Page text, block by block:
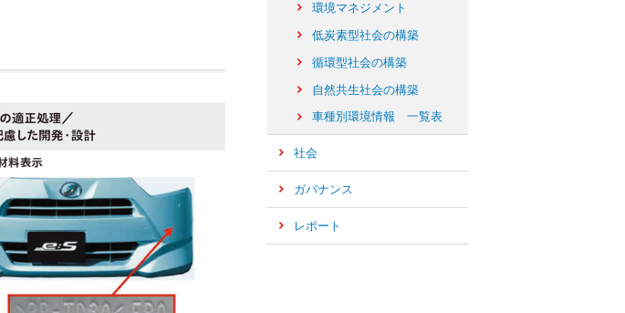
環境マネジメント
低炭素型社会の構築
循環型社会の構築
自然共生社会の構築
車種別環境情報 一覧表
社会
ガバナンス
レポート